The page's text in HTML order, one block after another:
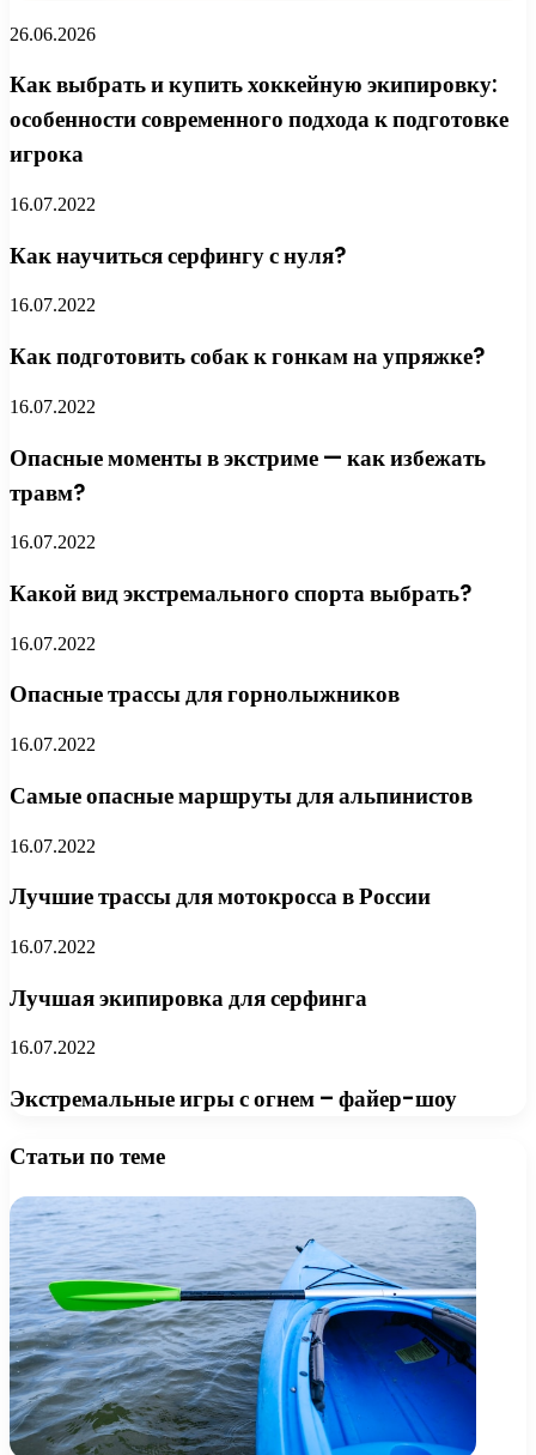
26.06.2026
Как выбрать и купить хоккейную экипировку:
особенности современного подхода к подготовке
игрока
16.07.2022
Как научиться серфингу с нуля?
16.07.2022
Как подготовить собак к гонкам на упряжке?
16.07.2022
Опасные моменты в экстриме — как избежать
травм?
16.07.2022
Какой вид экстремального спорта выбрать?
16.07.2022
Опасные трассы для горнолыжников
16.07.2022
Самые опасные маршруты для альпинистов
16.07.2022
Лучшие трассы для мотокросса в России
16.07.2022
Лучшая экипировка для серфинга
16.07.2022
Экстремальные игры с огнем – файер-шоу
Статьи по теме